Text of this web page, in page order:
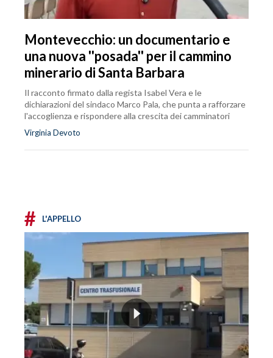
Montevecchio: un documentario e
una nuova ''posada'' per il cammino
minerario di Santa Barbara
Il racconto firmato dalla regista Isabel Vera e le
dichiarazioni del sindaco Marco Pala, che punta a rafforzare
l'accoglienza e rispondere alla crescita dei camminatori
Virginia Devoto
# L'APPELLO